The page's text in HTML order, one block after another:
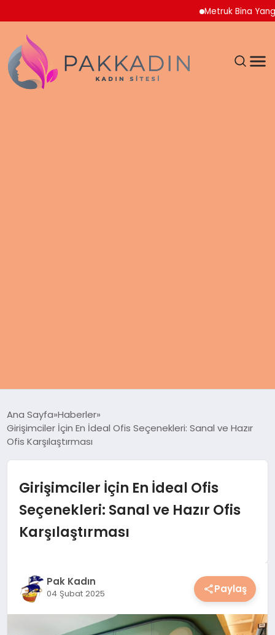
Metruk Bina Yangını
KADIN
MAGAZIN
SPOR & FITNESS
YEMEK
Ana Sayfa Haberler
Girişimciler İçin En İdeal Ofis Seçenekleri: Sanal ve Hazır
Ofis Karşılaştırması
Girişimciler İçin En İdeal Ofis
Seçenekleri: Sanal ve Hazır Ofis
Karşılaştırması
Pak Kadın
04 Şubat 2025 Paylaş